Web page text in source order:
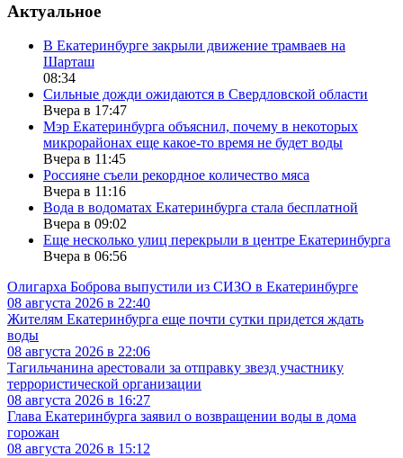
Актуальное
В Екатеринбурге закрыли движение трамваев на
Шарташ
08:34
Сильные дожди ожидаются в Свердловской области
Вчера в 17:47
Мэр Екатеринбурга объяснил, почему в некоторых
микрорайонах еще какое-то время не будет воды
Вчера в 11:45
Россияне съели рекордное количество мяса
Вчера в 11:16
Вода в водоматах Екатеринбурга стала бесплатной
Вчера в 09:02
Еще несколько улиц перекрыли в центре Екатеринбурга
Вчера в 06:56
Олигарха Боброва выпустили из СИЗО в Екатеринбурге
08 августа 2026 в 22:40
Жителям Екатеринбурга еще почти сутки придется ждать
воды
08 августа 2026 в 22:06
Тагильчанина арестовали за отправку звезд участнику
террористической организации
08 августа 2026 в 16:27
Глава Екатеринбурга заявил о возвращении воды в дома
горожан
08 августа 2026 в 15:12